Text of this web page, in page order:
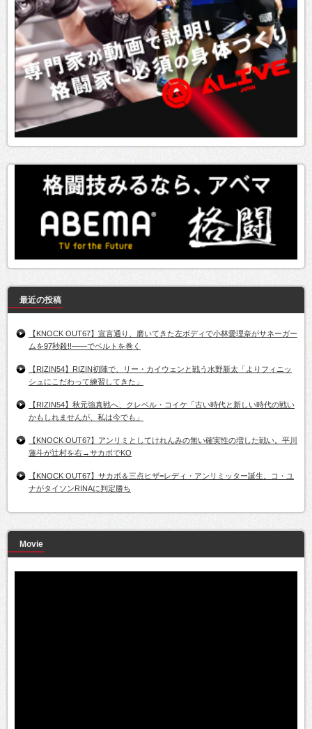
最近の投稿
【KNOCK OUT67】宣言通り、磨いてきた左ボディで小林愛理奈がサネーガー
ムを97秒殺!!――でベルトを巻く
【RIZIN54】RIZIN初陣で、リー・カイウェンと戦う水野新太「よりフィニッ
シュにこだわって練習してきた」
【RIZIN54】秋元強真戦へ、クレベル・コイケ「古い時代と新しい時代の戦い
かもしれませんが、私は今でも」
【KNOCK OUT67】アンリミとしてけれんみの無い確実性の増した戦い。平川
蓮斗が辻村を右→サカボでKO
【KNOCK OUT67】サカボ＆三点ヒザ=レディ・アンリミッター誕生。コ・ユ
ナがタイソンRINAに判定勝ち
Movie